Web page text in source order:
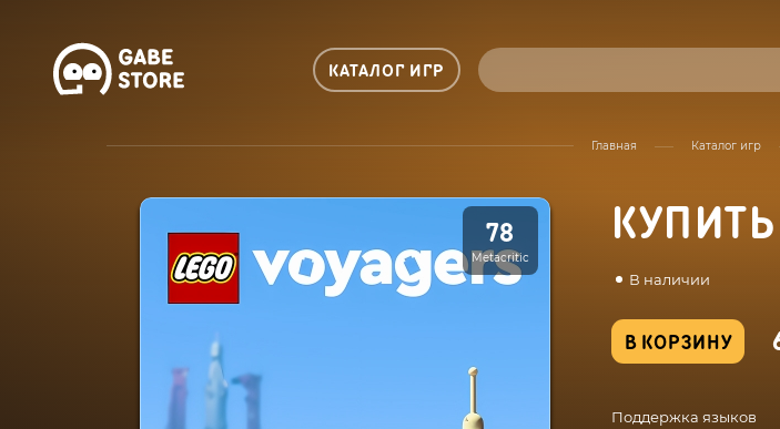
КАТАЛОГ ИГР
Главная Каталог игр
78
Metacritic
КУПИТЬ
В наличии
В КОРЗИНУ
Поддержка языков